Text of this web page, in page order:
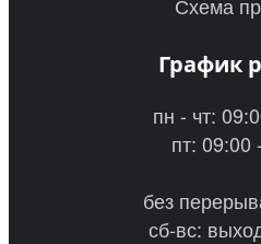
График
пн - чт:
пт: 09:00
без
сб-вс: